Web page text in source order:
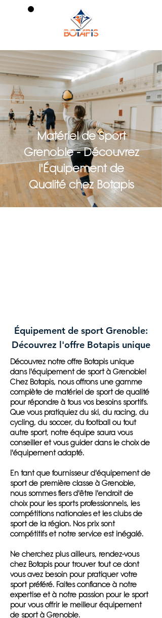
Matériel de Sport
Grenoble - Découvrez
l'Équipement de
Qualité chez Botapis
Équipement de sport Grenoble:
Découvrez l'offre Botapis unique
Découvrez notre offre Botapis unique
dans l'équipement de sport à Grenoble!
Chez Botapis, nous offrons une gamme
complète de matériel de sport de qualité
pour répondre à tous vos besoins sportifs.
Que vous pratiquiez du ski, du racing, du
cycling, du soccer, du football ou tout
autre sport, notre équipe saura vous
conseiller et vous guider dans le choix de
l'équipement adapté.
En tant que fournisseur d'équipement de
sport de première classe à Grenoble,
nous sommes fiers d'être l'endroit de
choix pour les sports professionnels, les
compétitions nationales et les clubs de
sport de la région. Nos prix sont
compétitifs et notre service est inégalé.
Ne cherchez plus ailleurs, rendez-vous
chez Botapis pour trouver tout ce dont
vous avez besoin pour pratiquer votre
sport préféré. Faites confiance à notre
expertise et à notre passion pour le sport
pour vous offrir le meilleur équipement
de sport à Grenoble.